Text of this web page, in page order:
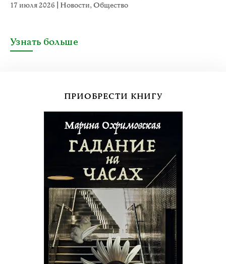
17 июля 2026 Новости,Общество
Узнать больше
ПРИОБРЕСТИ КНИГУ